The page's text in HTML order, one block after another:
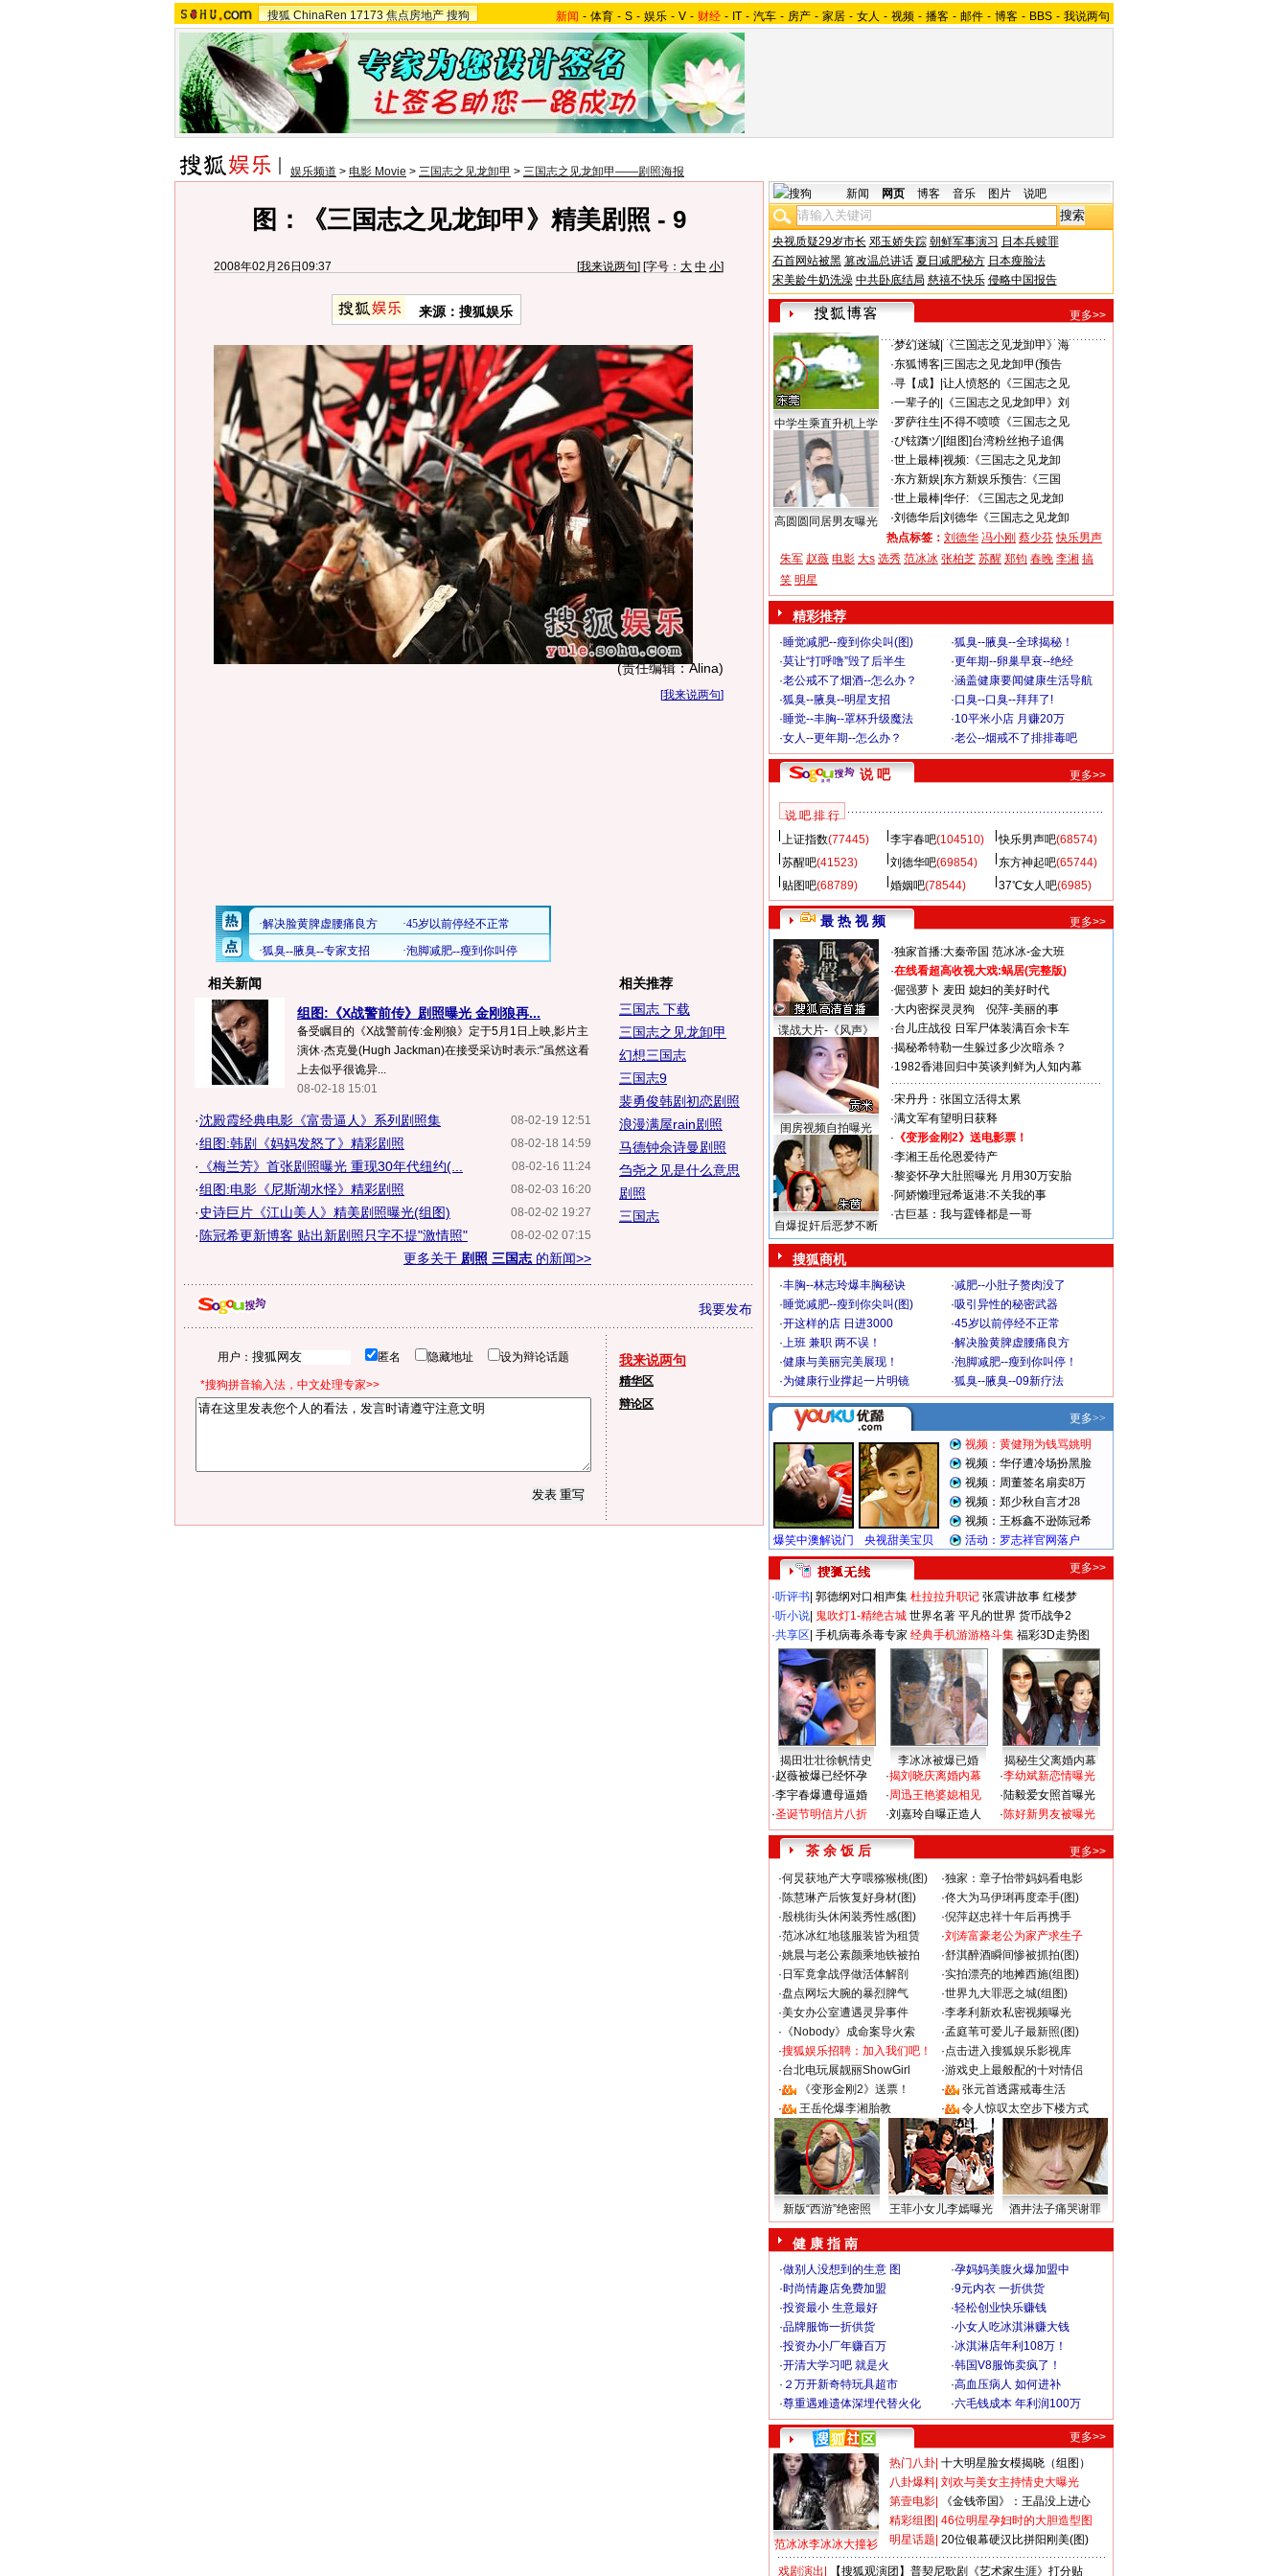
搜狐 ChinaRen 17173 焦点房地产 搜狗 新闻 - 体育 - S - 娱乐 - V - 财经 - IT - 汽车 - 房产 - 家居 - 女人 - 视频 - 播客 - 邮件 - 博客 - BBS - 我说两句
娱乐频道 > 电影 Movie > 三国志之见龙卸甲 > 三国志之见龙卸甲——剧照海报
图：《三国志之见龙卸甲》精美剧照 - 9
2008年02月26日09:37 [我来说两句] [字号： 大 中 小]
来源：搜狐娱乐
(责任编辑：Alina)
[我来说两句]
相关新闻
组图:《X战警前传》剧照曝光 金刚狼再...
备受瞩目的《X战警前传:金刚狼》定于5月1日上映,影片主
演休·杰克曼(Hugh Jackman)在接受采访时表示:"虽然这看
上去似乎很诡异...
08-02-18 15:01
08-02-19 12:51
·沈殿霞经典电影《富贵逼人》系列剧照集
08-02-18 14:59
·组图:韩剧《妈妈发怒了》精彩剧照
08-02-16 11:24
· 《梅兰芳》首张剧照曝光 重现30年代纽约(...
08-02-03 16:20
·组图:电影《尼斯湖水怪》精彩剧照
08-02-02 19:27
· 史诗巨片《江山美人》精美剧照曝光(组图)
08-02-02 07:15
· 陈冠希更新博客 贴出新剧照只字不提"激情照"
更多关于 剧照 三国志 的新闻>>
相关推荐
三国志 下载
三国志之见龙卸甲
幻想三国志
三国志9
裴勇俊韩剧初恋剧照
浪漫满屋rain剧照
马德钟佘诗曼剧照
刍尧之见是什么意思
剧照
三国志
我要发布
用户： 匿名 隐藏地址 设为辩论话题
*搜狗拼音输入法，中文处理专家>>
我来说两句
精华区
辩论区
新闻 网页 博客 音乐 图片 说吧
央视质疑29岁市长 邓玉娇失踪 朝鲜军事演习 日本兵赎罪
石首网站被黑 篡改温总讲话 夏日减肥秘方 日本瘦脸法
宋美龄牛奶洗澡 中共卧底结局 慈禧不快乐 侵略中国报告
更多>>
中学生乘直升机上学
高圆圆同居男友曝光
·梦幻迷城|
《三国志之见龙卸甲》海
·东狐博客| 三国志之见龙卸甲(预告
·寻【成】
让人愤怒的《三国志之见
·一辈子的
《三国志之见龙卸甲》刘
·罗萨往生 不得不喷喷《三国志之见
·ぴ铉躌ヅ| [组图]台湾粉丝抱子追偶
·世上最棒| 视频:《三国志之见龙卸
·东方新娱 东方新娱乐预告:《三国
·世上最棒| 华仔: 《三国志之见龙卸
·刘德华后| 刘德华《三国志之见龙卸
热点标签： 刘德华 冯小刚 蔡少芬 快乐男声
朱军 赵薇 电影 大s 选秀 范冰冰 张柏芝 苏醒 郑钧 春晚 李湘 搞
笑 明星
精彩推荐
·睡觉减肥--瘦到你尖叫(图) ·狐臭--腋臭--全球揭秘！
·莫让“打呼噜”毁了后半生 ·更年期--卵巢早衰--绝经
·老公戒不了烟酒--怎么办？ ·涵盖健康要闻健康生活导航
·狐臭--腋臭--明星支招 ·口臭--口臭--拜拜了!
·睡觉--丰胸--罩杯升级魔法 ·10平米小店 月赚20万
·女人--更年期--怎么办？ ·老公--烟戒不了排排毒吧
说 吧 更多>>
说 吧 排 行
上证指数(77445) 李宇春吧(104510) 快乐男声吧(68574)
苏醒吧(41523) 刘德华吧(69854) 东方神起吧(65744)
贴图吧(68789) 婚姻吧(78544) 37℃女人吧(6985)
最 热 视 频 更多>>
谍战大片-《风声》
闺房视频自拍曝光
自爆捉奸后恶梦不断
·独家首播:大秦帝国 范冰冰-金大班
·在线看超高收视大戏:蜗居(完整版)
·倔强萝卜 麦田 媳妇的美好时代
·大内密探灵灵狗
倪萍-美丽的事
·台儿庄战役 日军尸体装满百余卡车
·揭秘希特勒一生躲过多少次暗杀？
·1982香港回归中英谈判鲜为人知内幕
·宋丹丹：张国立活得太累
·满文军有望明日获释
· 《变形金刚2》送电影票！
·李湘王岳伦恩爱待产
·黎姿怀孕大肚照曝光 月用30万安胎
·阿娇懒理冠希返港:不关我的事
·古巨基：我与霆锋都是一哥
搜狐商机
·丰胸--林志玲爆丰胸秘诀 ·减肥--小肚子赘肉没了
·睡觉减肥--瘦到你尖叫(图) ·吸引异性的秘密武器
·开这样的店 日进3000 ·45岁以前停经不正常
·上班 兼职 两不误！ ·解决脸黄脾虚腰痛良方
·健康与美丽完美展现！ ·泡脚减肥--瘦到你叫停！
·为健康行业撑起一片明镜 ·狐臭--腋臭--09新疗法
更多>>
·听评书 郭德纲对口相声集 杜拉拉升职记 张震讲故事 红楼梦
·听小说 鬼吹灯1-精绝古城 世界名著 平凡的世界 货币战争2
·共享区 手机病毒杀毒专家 经典手机游游格斗集 福彩3D走势图
揭田壮壮徐帆情史 李冰冰被爆已婚
揭秘生父离婚内幕
·赵薇被爆已经怀孕
·李宇春爆遭母逼婚
·圣诞节明信片八折
·揭刘晓庆离婚内幕
·周迅王艳婆媳相见
·刘嘉玲自曝正造人
·李幼斌新恋情曝光
·陆毅爱女照首曝光
·陈好新男友被曝光
茶 余 饭 后
更多>>
·何炅获地产大亨喂猕猴桃(图) ·独家：章子怡带妈妈看电影
·陈慧琳产后恢复好身材(图) ·佟大为马伊琍再度牵手(图)
·殷桃街头休闲装秀性感(图) ·倪萍赵忠祥十年后再携手
·范冰冰红地毯服装皆为租赁 ·刘涛富豪老公为家产求生子
·姚晨与老公素颜乘地铁被拍 ·舒淇醉酒瞬间惨被抓拍(图)
· 日军竟拿战俘做活体解剖 ·实拍漂亮的地摊西施(组图)
·盘点网坛大腕的暴烈脾气 ·世界九大罪恶之城(组图)
·美女办公室遭遇灵异事件 ·李孝利新欢私密视频曝光
· 《Nobody》成命案导火索 ·孟庭苇可爱儿子最新照(图)
·搜狐娱乐招聘：加入我们吧！ ·点击进入搜狐娱乐影视库
·台北电玩展靓丽ShowGirl ·游戏史上最般配的十对情侣
·
《变形金刚2》送票！ ·
张元首透露戒毒生活
·
王岳伦爆李湘胎教 · 令人惊叹太空步下楼方式
新版“西游”绝密照 王菲小女儿李嫣曝光 酒井法子痛哭谢罪
健 康 指 南
·做别人没想到的生意 图 ·孕妈妈美腹火爆加盟中
·时尚情趣店免费加盟 ·9元内衣 一折供货
·投资最小 生意最好 ·轻松创业快乐赚钱
·品牌服饰一折供货 ·小女人吃冰淇淋赚大钱
·投资办小厂年赚百万 ·冰淇淋店年利108万！
·开清大学习吧 就是火 ·韩国V8服饰卖疯了！
· ２万开新奇特玩具超市 ·高血压病人 如何进补
·尊重遇难遗体深埋代替火化 ·六毛钱成本 年利润100万
更多>>
范冰冰李冰冰大撞衫
热门八卦 十大明星脸女模揭晓（组图）
八卦爆料 刘欢与美女主持情史大曝光
第壹电影
《金钱帝国》：王晶没上进心
精彩组图 46位明星孕妇时的大胆造型图
明星话题 20位银幕硬汉比拼阳刚美(图)
戏剧演出 【搜狐观演团】普契尼歌剧《艺术家生涯》打分贴